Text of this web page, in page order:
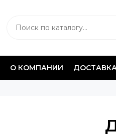
О КОМПАНИИ